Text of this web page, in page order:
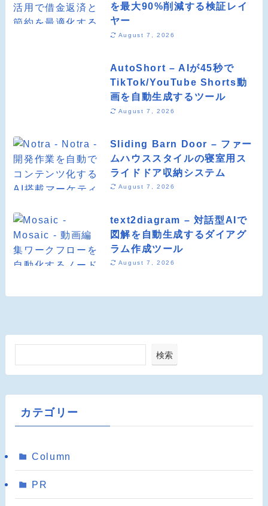
を最大90%削減する検証レイ
ヤー
August 7, 2026
AutoShort – AIが45秒で
TikTok/YouTube Shorts動
画を自動生成するツール
August 7, 2026
Sliding Barn Door – ファー
ムハウススタイルの寝室用ス
ライドドア収納システム
August 7, 2026
text2diagram – 対話型AIで
図解を自動生成するダイアグ
ラム作成ツール
August 7, 2026
検索
カテゴリー
Column
PR